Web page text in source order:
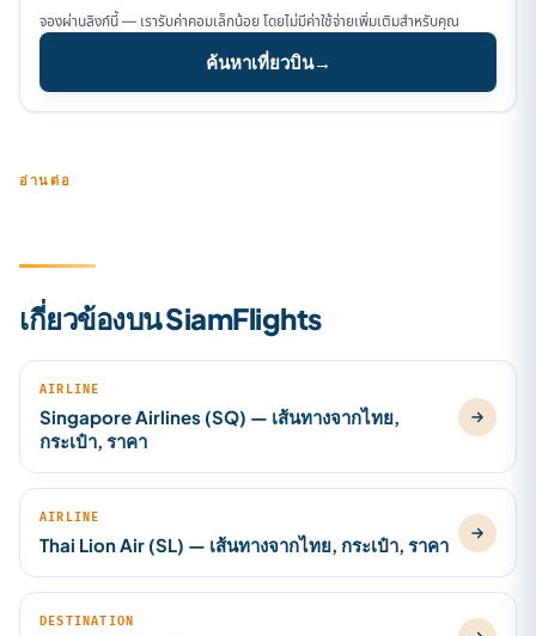
จองผ่านลิงก์นี้ — เรารับค่าคอมเล็กน้อย โดยไม่มีค่าใช้จ่ายเพิ่มเติมสำหรับคุณ
ค้นหาเที่ยวบิน→
อ่านต่อ
เกี่ยวข้องบน SiamFlights
AIRLINE
Singapore Airlines (SQ) — เส้นทางจากไทย,
กระเป๋า, ราคา
AIRLINE
Thai Lion Air (SL) — เส้นทางจากไทย, กระเป๋า, ราคา
DESTINATION